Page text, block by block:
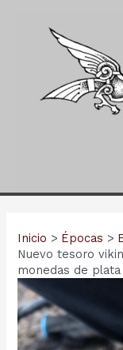
Inicio Épocas
Nuevo tesoro
monedas de plata